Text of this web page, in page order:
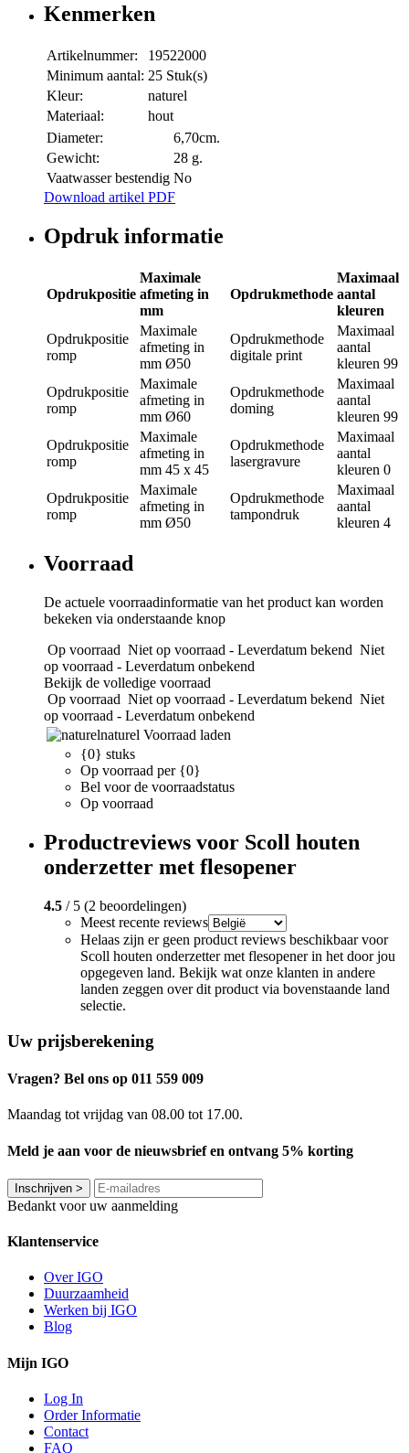
Kenmerken
Artikelnummer:
19522000
Minimum aantal: 25 Stuk(s)
Kleur:
naturel
Materiaal:
hout
Diameter:
6,70cm.
Gewicht:
28 g.
Vaatwasser bestendig No
Download artikel PDF
Opdruk informatie
Opdrukpositie
Maximale
afmeting in
mm
Opdrukmethode
Maximaal
aantal
kleuren
Opdrukpositie
romp
Maximale
afmeting in
mm Ø50
Opdrukmethode
digitale print
Maximaal
aantal
kleuren 99
Opdrukpositie
romp
Maximale
afmeting in
mm Ø60
Opdrukmethode
doming
Maximaal
aantal
kleuren 99
Opdrukpositie
romp
Maximale
afmeting in
mm 45 x 45
Opdrukmethode
lasergravure
Maximaal
aantal
kleuren 0
Opdrukpositie
romp
Maximale
afmeting in
mm Ø50
Opdrukmethode
tampondruk
Maximaal
aantal
kleuren 4
Voorraad
De actuele voorraadinformatie van het product kan worden
bekeken via onderstaande knop
Op voorraad Niet op voorraad - Leverdatum bekend Niet
op voorraad - Leverdatum onbekend
Bekijk de volledige voorraad
Op voorraad Niet op voorraad - Leverdatum bekend Niet
op voorraad - Leverdatum onbekend
naturel Voorraad laden
{0} stuks
Op voorraad per {0}
Bel voor de voorraadstatus
Op voorraad
Productreviews voor Scoll houten
onderzetter met flesopener
4.5 / 5 (2 beoordelingen)
Meest recente reviews
Helaas zijn er geen product reviews beschikbaar voor
Scoll houten onderzetter met flesopener in het door jou
opgegeven land. Bekijk wat onze klanten in andere
landen zeggen over dit product via bovenstaande land
selectie.
Uw prijsberekening
Vragen? Bel ons op 011 559 009
Maandag tot vrijdag van 08.00 tot 17.00.
Meld je aan voor de nieuwsbrief en ontvang 5% korting
Inschrijven >
Bedankt voor uw aanmelding
Klantenservice
Over IGO
Duurzaamheid
Werken bij IGO
Blog
Mijn IGO
Log In
Order Informatie
Contact
FAQ